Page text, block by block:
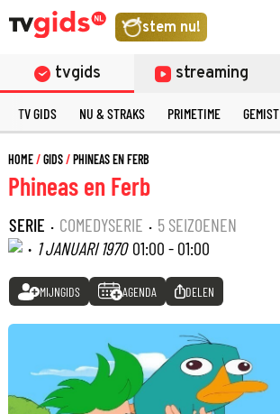
stem nu!
tvgids streaming
TV GIDS NU & STRAKS PRIMETIME GEMIST
HOME GIDS PHINEAS EN FERB
Phineas en Ferb
SERIE · COMEDYSERIE · 5 SEIZOENEN
· 1 JANUARI 1970 01:00 - 01:00
MIJNGIDS AGENDA DELEN